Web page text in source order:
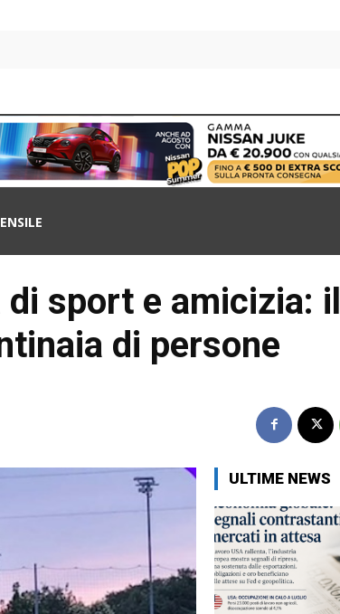
sport e amicizia: il
di persone
ULTIME NEWS